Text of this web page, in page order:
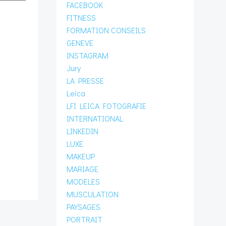
FACEBOOK
FITNESS
FORMATION CONSEILS
GENEVE
INSTAGRAM
Jury
LA PRESSE
Leica
LFI LEICA FOTOGRAFIE
INTERNATIONAL
LINKEDIN
LUXE
MAKEUP
MARIAGE
MODELES
MUSCULATION
PAYSAGES
PORTRAIT